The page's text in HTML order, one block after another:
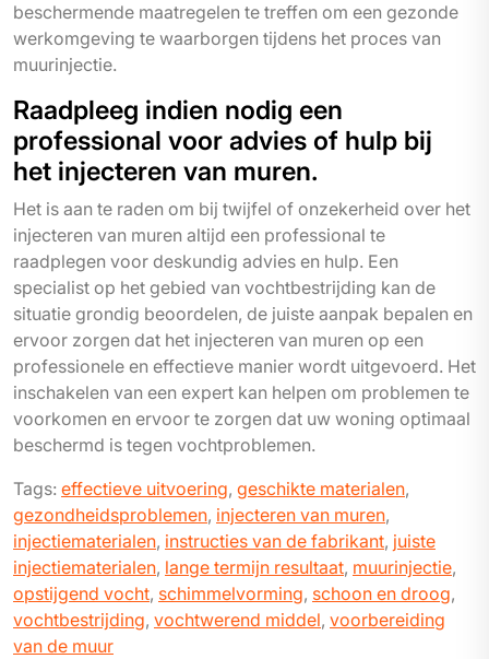
beschermende maatregelen te treffen om een gezonde
werkomgeving te waarborgen tijdens het proces van
muurinjectie.
Raadpleeg indien nodig een
professional voor advies of hulp bij
het injecteren van muren.
Het is aan te raden om bij twijfel of onzekerheid over het
injecteren van muren altijd een professional te
raadplegen voor deskundig advies en hulp. Een
specialist op het gebied van vochtbestrijding kan de
situatie grondig beoordelen, de juiste aanpak bepalen en
ervoor zorgen dat het injecteren van muren op een
professionele en effectieve manier wordt uitgevoerd. Het
inschakelen van een expert kan helpen om problemen te
voorkomen en ervoor te zorgen dat uw woning optimaal
beschermd is tegen vochtproblemen.
Tags: effectieve uitvoering, geschikte materialen,
gezondheidsproblemen, injecteren van muren,
injectiematerialen, instructies van de fabrikant, juiste
injectiematerialen, lange termijn resultaat, muurinjectie,
opstijgend vocht, schimmelvorming, schoon en droog,
vochtbestrijding, vochtwerend middel, voorbereiding
van de muur